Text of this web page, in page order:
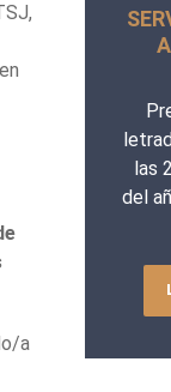
a
las
del